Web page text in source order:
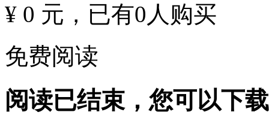
¥ 0 元 ，已有0 人购买
免费阅读
阅读已结束，您可以下